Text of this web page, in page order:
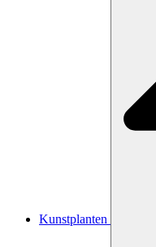
Kunstplanten